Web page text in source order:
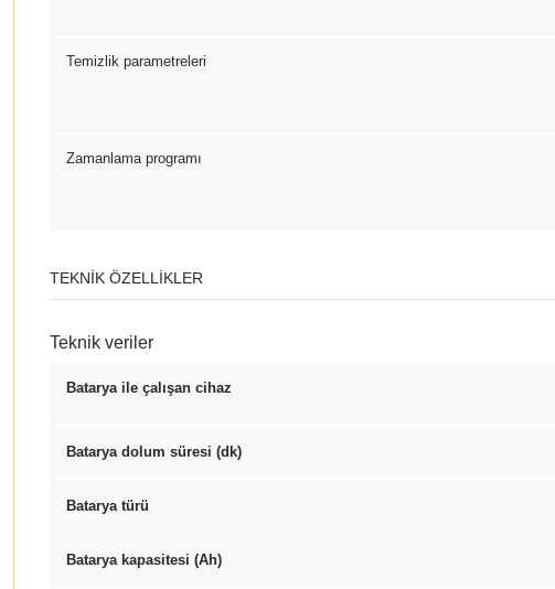
Temizlik parametreleri
Zamanlama programı
TEKNIK ÖZELLIKLER
Teknik veriler
Batarya ile çalışan cihaz
Batarya dolum süresi (dk)
Batarya türü
Batarya kapasitesi (Ah)